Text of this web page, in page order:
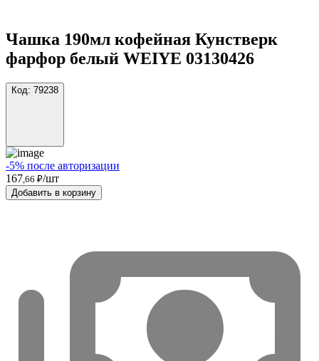
Чашка 190мл кофейная Кунстверк
фарфор белый WEIYE 03130426
Код: 79238
-5% после авторизации
167 ,66 ₽/шт
Добавить в корзину